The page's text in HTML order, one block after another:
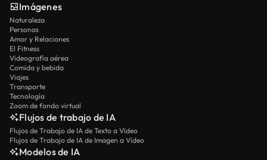
Imágenes
Naturaleza
Personas
Amor y Relaciones
El Fitness
Videografía aérea
Comida y bebida
Viajes
Transporte
Tecnología
Zoom de fondo virtual
Flujos de trabajo de IA
Flujos de Trabajo de IA de Texto a Vídeo
Flujos de Trabajo de IA de Imagen a Vídeo
Modelos de IA